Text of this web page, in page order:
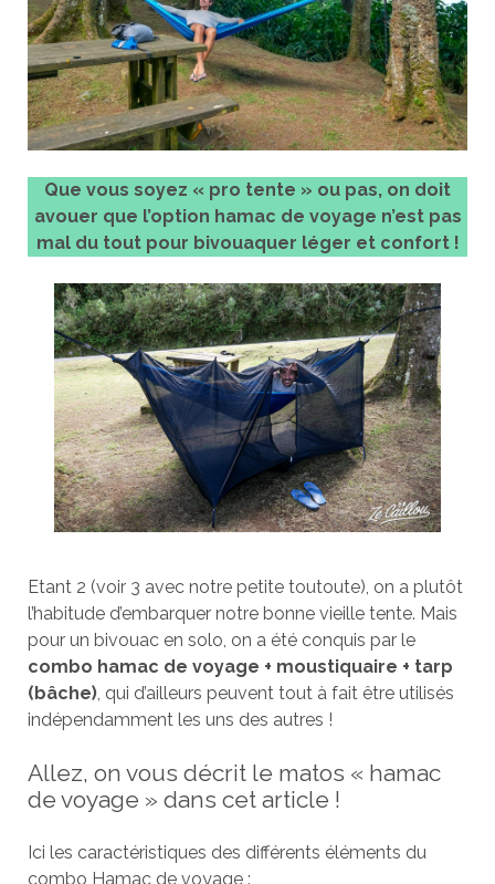
Que vous soyez « pro tente » ou pas, on doit
avouer que l’option hamac de voyage n’est pas
mal du tout pour bivouaquer léger et confort !
Etant 2 (voir 3 avec notre petite toutoute), on a plutôt
l’habitude d’embarquer notre bonne vieille tente. Mais
pour un bivouac en solo, on a été conquis par le
combo hamac de voyage + moustiquaire + tarp
(bâche), qui d’ailleurs peuvent tout à fait être utilisés
indépendamment les uns des autres !
Allez, on vous décrit le matos « hamac
de voyage » dans cet article !
Ici les caractéristiques des différents éléments du
combo Hamac de voyage :